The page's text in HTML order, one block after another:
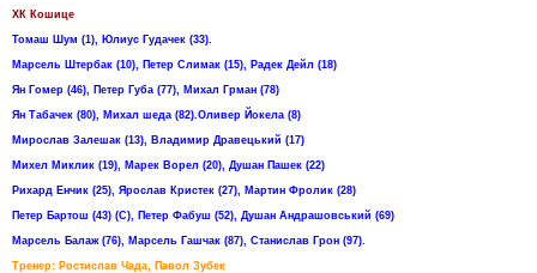
ХК Кошице
Томаш Шум (1), Юлиус Гудачек (33).
Марсель Штербак (10), Петер Слимак (15), Радек Дейл (18)
Ян Гомер (46), Петер Губа (77), Михал Грман (78)
Ян Табачек (80), Михал шеда (82).Оливер Йокела (8)
Мирослав Залешак (13), Владимир Дравецький (17)
Михел Миклик (19), Марек Ворел (20), Душан Пашек (22)
Рихард Енчик (25), Ярослав Кристек (27), Мартин Фролик (28)
Петер Бартош (43) (C), Петер Фабуш (52), Душан Андрашовський (69)
Марсель Балаж (76), Марсель Гашчак (87), Станислав Грон (97).
Тренер: Ростислав Чада, Павол Зубек